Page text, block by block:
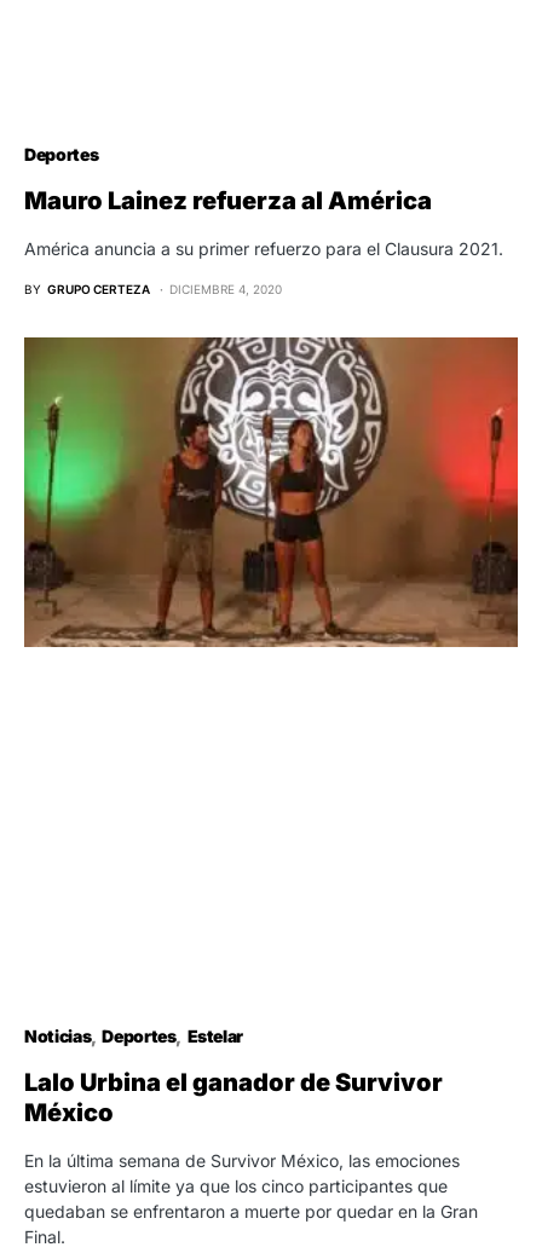
Deportes
Mauro Lainez refuerza al América
América anuncia a su primer refuerzo para el Clausura 2021.
BY GRUPO CERTEZA DICIEMBRE 4, 2020
Noticias Deportes Estelar
Lalo Urbina el ganador de Survivor
México
En la última semana de Survivor México, las emociones
estuvieron al límite ya que los cinco participantes que
quedaban se enfrentaron a muerte por quedar en la Gran
Final.